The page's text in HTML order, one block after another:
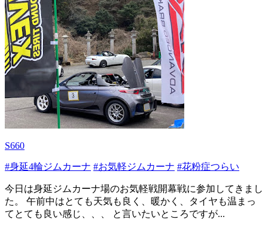
S660
#身延4輪ジムカーナ #お気軽ジムカーナ #花粉症つらい
今日は身延ジムカーナ場のお気軽戦開幕戦に参加してきまし
た。 午前中はとても天気も良く、暖かく、タイヤも温まっ
てとても良い感じ、、、 と言いたいところですが...